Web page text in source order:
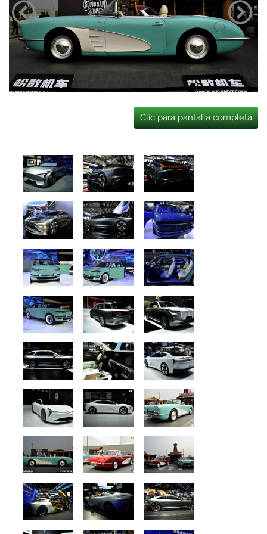
Clic para pantalla completa